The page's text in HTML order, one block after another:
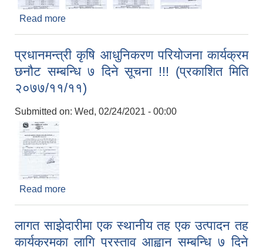
Read more
प्रधानमन्त्री कृषि आधुनिकरण परियोजना कार्यक्रम
छनौट सम्बन्धि ७ दिने सूचना !!! (प्रकाशित मिति
२०७७/११/११)
Submitted on: Wed, 02/24/2021 - 00:00
Read more
लागत साझेदारीमा एक स्थानीय तह एक उत्पादन तह
कार्यक्रमका लागि प्रस्ताव आह्वान सम्बन्धि ७ दिने